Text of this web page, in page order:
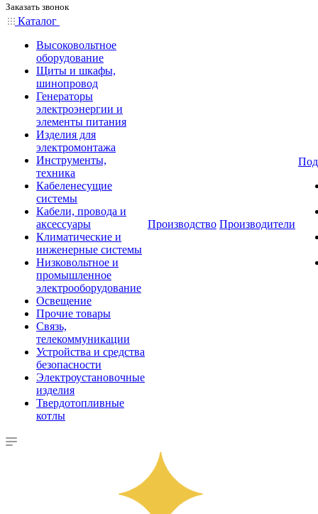
Заказать звонок
Каталог
Высоковольтное
оборудование
Щиты и шкафы,
шинопровод
Генераторы
электроэнергии и
элементы питания
Изделия для
электромонтажа
Инструменты,
техника
Кабеленесущие
системы
Кабели, провода и
аксессуары
Климатические и
инженерные системы
Низковольтное и
промышленное
электрооборудование
Освещение
Прочие товары
Связь,
телекоммуникации
Устройства и средства
безопасности
Электроустановочные
изделия
Твердотопливные
котлы
Производство Производители